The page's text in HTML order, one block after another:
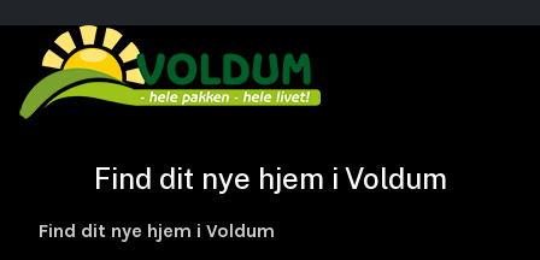
Find dit nye hjem i Voldum
Find dit nye hjem i Voldum